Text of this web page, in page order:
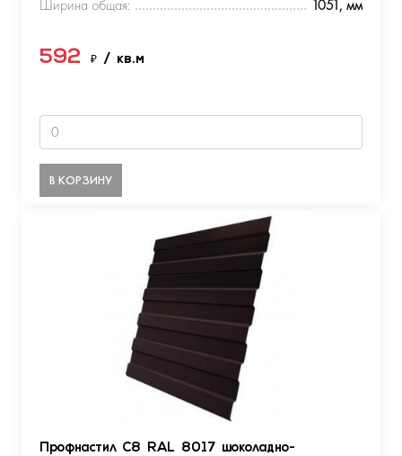
Ширина общая:
1051, мм
592 ₽ / кв.м
В КОРЗИНУ
Профнастил С8 RAL 8017 шоколадно-